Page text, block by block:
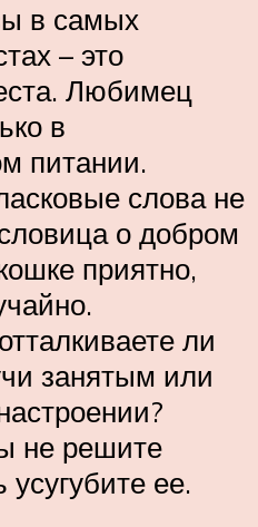
в самых
– это
Любимец
в
питании.
слова не
о добром
приятно,
ли
занятым или
не решите
ее.